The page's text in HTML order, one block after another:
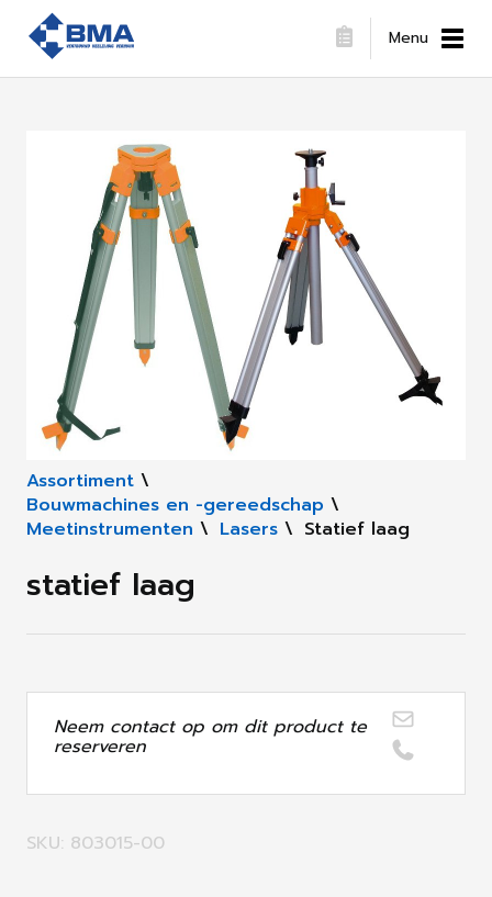
Menu
Assortiment \
Bouwmachines en -gereedschap \
Meetinstrumenten \ Lasers \ Statief laag
statief laag
Neem contact op om dit product te
reserveren
SKU: 803015-00